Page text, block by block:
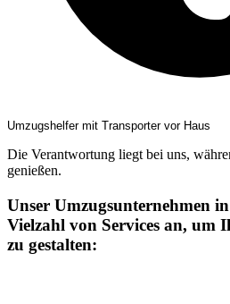
Umzugshelfer mit Transporter vor Haus
Die Verantwortung liegt bei uns,
genießen.
Unser Umzugsunternehmen
Vielzahl von Services an, um
zu gestalten: